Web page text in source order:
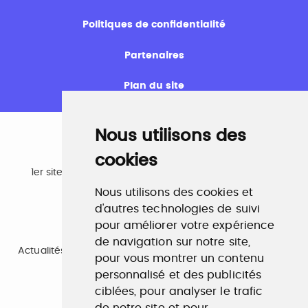
Nous utilisons des
cookies
Nous utilisons des cookies et
d'autres technologies de suivi
pour améliorer votre expérience
de navigation sur notre site,
pour vous montrer un contenu
personnalisé et des publicités
ciblées, pour analyser le trafic
Politiques de confidentialité
Partenaires
Plan du site
Emploi
1er site emploi du secteur culturel 784.000 visites et
www.profilculture.com
Formation
Actualités, guide et annuaire des formations aux métiers
de la culture.
www.profilculture-formation.com